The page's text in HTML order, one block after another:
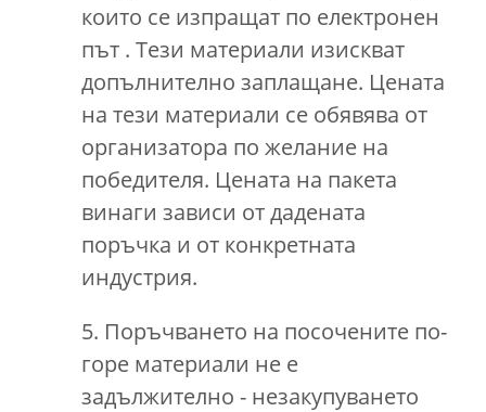
които се изпращат по електронен
път . Тези материали изискват
допълнително заплащане. Цената
на тези материали се обявява от
организатора по желание на
победителя. Цената на пакета
винаги зависи от дадената
поръчка и от конкретната
индустрия.
5. Поръчването на посочените по-
горе материали не е
задължително - незакупуването